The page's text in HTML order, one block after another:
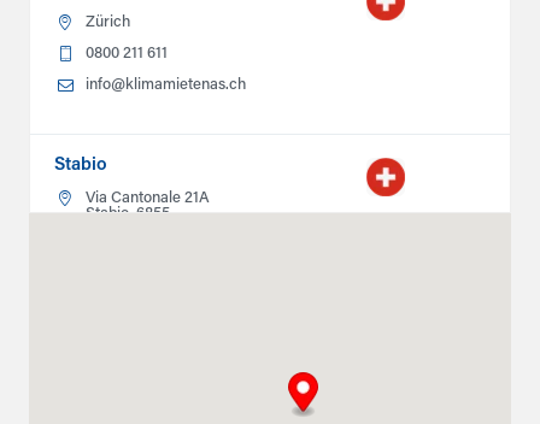
Zürich
0800 211 611
info@klimamietenas.ch
Stabio
Via Cantonale 21A
Stabio, 6855